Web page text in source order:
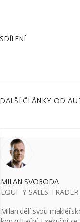
SDÍLENÍ
DALŠÍ ČLÁNKY OD
MILAN SVOBODA
EQUITY SALES
Milan dělí svou